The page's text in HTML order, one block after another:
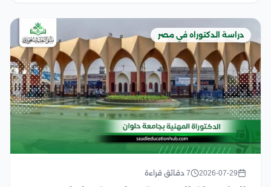
دراسة الدكتوراه في مصر
2026-07-29 7 دقائق قراءة